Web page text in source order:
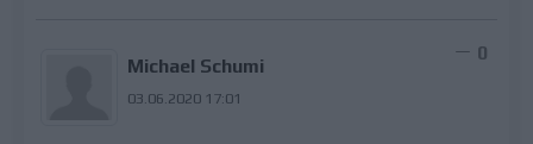
Michael Schumi
03.06.2020 17:01
0